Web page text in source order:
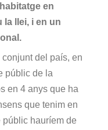
en
la llei, i en un
del país, en
públic de la
en 4 anys que ha
que tenim en
públic hauríem de